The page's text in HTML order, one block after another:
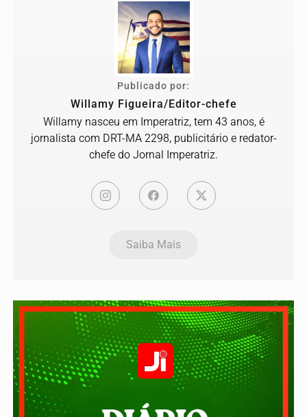
Publicado por:
Willamy Figueira/Editor-chefe
Willamy nasceu em Imperatriz, tem 43 anos, é
jornalista com DRT-MA 2298, publicitário e redator-
chefe do Jornal Imperatriz.
Saiba Mais